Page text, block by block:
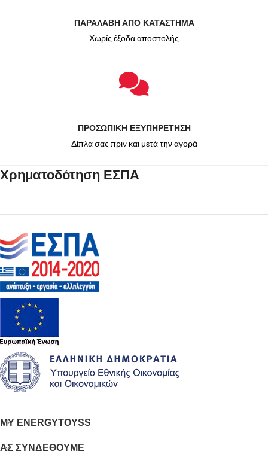
ΠΑΡΑΛΑΒΗ ΑΠΟ ΚΑΤΑΣΤΗΜΑ
Χωρίς έξοδα αποστολής
ΠΡΟΣΩΠΙΚΗ ΕΞΥΠΗΡΕΤΗΣΗ
Δίπλα σας πριν και μετά την αγορά
Χρηματοδότηση ΕΣΠΑ
MY ENERGYTOYSS
ΑΣ ΣΥΝΔΕΘΟΥΜΕ